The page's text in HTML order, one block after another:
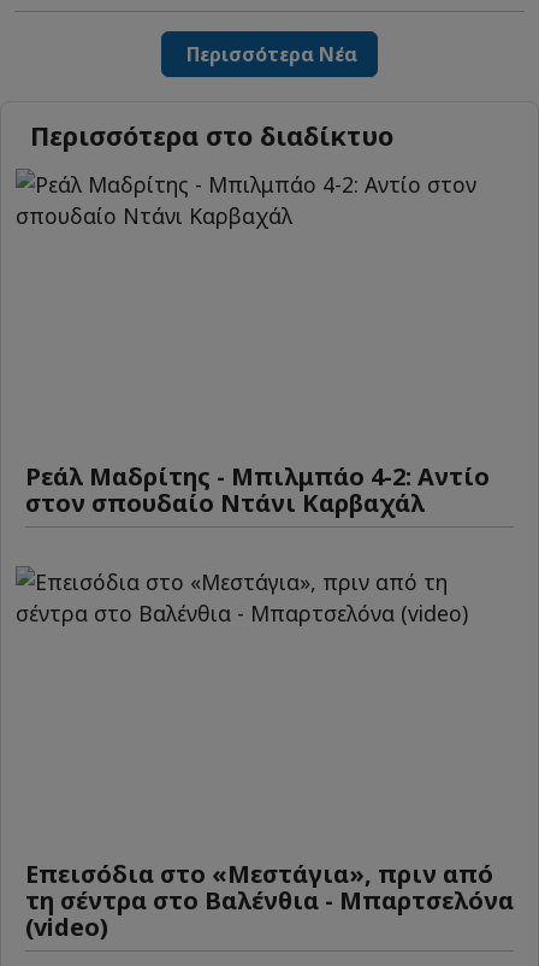
Περισσότερα Νέα
Περισσότερα στο διαδίκτυο
Ρεάλ Μαδρίτης - Μπιλμπάο 4-2: Αντίο
στον σπουδαίο Ντάνι Καρβαχάλ
Επεισόδια στο «Μεστάγια», πριν από
τη σέντρα στο Βαλένθια - Μπαρτσελόνα
(video)